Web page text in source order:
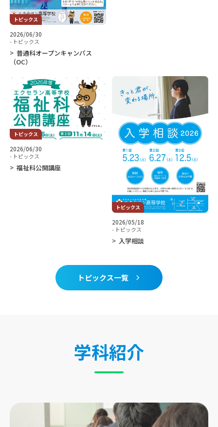
トピックス
2026/06/30
- トピックス
普通科オープンキャンパス
（OC）
トピックス
2026/06/30
- トピックス
福祉科公開講座
トピックス
2026/05/18
- トピックス
入学相談
トピックス一覧
学科紹介